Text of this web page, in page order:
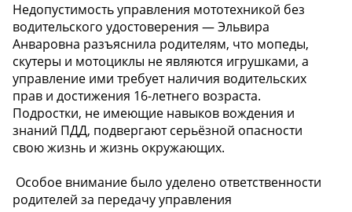
Недопустимость управления мототехникой без
водительского удостоверения — Эльвира
Анваровна разъяснила родителям, что мопеды,
скутеры и мотоциклы не являются игрушками, а
управление ими требует наличия водительских
прав и достижения 16-летнего возраста.
Подростки, не имеющие навыков вождения и
знаний ПДД, подвергают серьёзной опасности
свою жизнь и жизнь окружающих.
️ Особое внимание было уделено ответственности
родителей за передачу управления